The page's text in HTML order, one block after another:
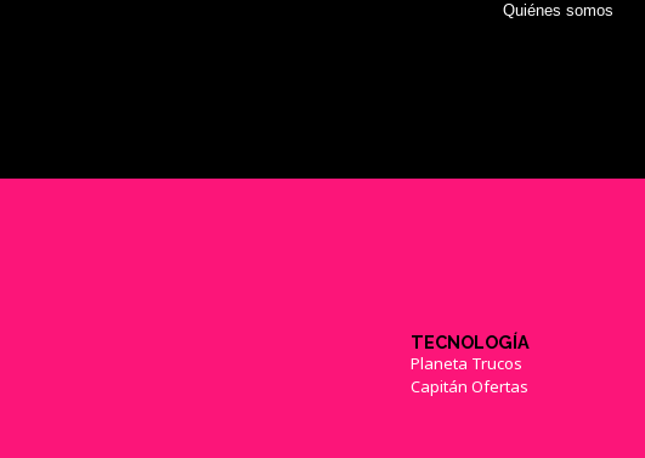
Quiénes somos
TECNOLOGÍA
Planeta Trucos
Capitán Ofertas